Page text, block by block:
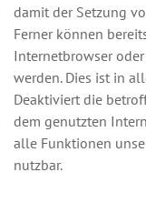
damit der Setzung
Ferner können
Internetbrowser
werden. Dies ist in
Deaktiviert die
dem genutzten
alle Funktionen
nutzbar.